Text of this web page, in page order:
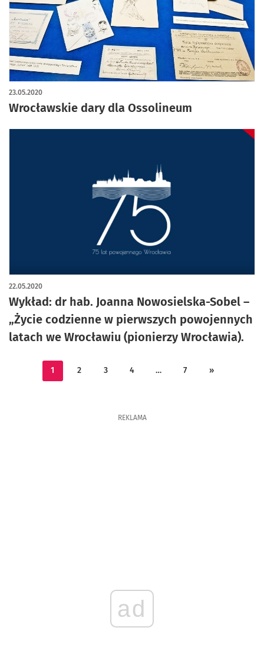
Wrocławskie dary dla Ossolineum
23.05.2020
Wykład: dr hab. Joanna Nowosielska-Sobel –
„Życie codzienne w pierwszych powojennych
latach we Wrocławiu (pionierzy Wrocławia).
22.05.2020
1 2 3 4 … 7 »
REKLAMA
ad